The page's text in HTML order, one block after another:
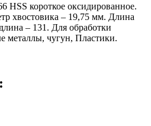
HSS короткое оксидированное.
хвостовика – 19,75 мм. Длина
– 131. Для обработки
металлы, чугун, Пластики.